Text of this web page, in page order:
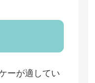
ーが適してい